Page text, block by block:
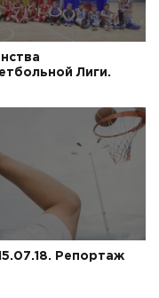
Лиги.
Репортаж